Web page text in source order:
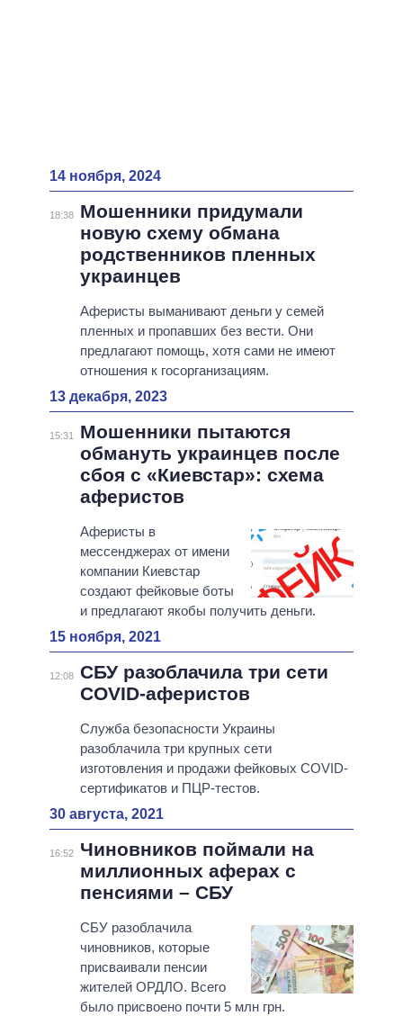
14 ноября, 2024
18:38
Мошенники придумали
новую схему обмана
родственников пленных
украинцев
Аферисты выманивают деньги у семей
пленных и пропавших без вести. Они
предлагают помощь, хотя сами не имеют
отношения к госорганизациям.
13 декабря, 2023
15:31
Мошенники пытаются
обмануть украинцев после
сбоя с «Киевстар»: схема
аферистов
Аферисты в
мессенджерах от имени
компании Киевстар
создают фейковые боты
и предлагают якобы получить деньги.
15 ноября, 2021
12:08 СБУ разоблачила три сети
COVID-аферистов
Служба безопасности Украины
разоблачила три крупных сети
изготовления и продажи фейковых COVID-
сертификатов и ПЦР-тестов.
30 августа, 2021
16:52
Чиновников поймали на
миллионных аферах с
пенсиями – СБУ
СБУ разоблачила
чиновников, которые
присваивали пенсии
жителей ОРДЛО. Всего
было присвоено почти 5 млн грн.